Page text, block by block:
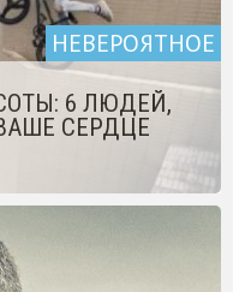
НЕВЕРОЯТНОЕ
6 ЛЮДЕЙ,
СЕРДЦЕ